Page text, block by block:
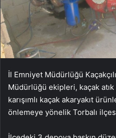
İl Emniyet Müdürlüğü
Müdürlüğü ekipleri, kaçak
karışımlı kaçak akaryakıt
önlemeye yönelik Torbalı